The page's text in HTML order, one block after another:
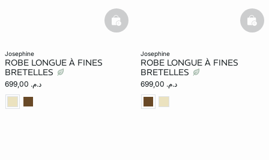
josephine
ROBE LONGUE À FINES
BRETELLES
د.م. 699,00
basketfull
josephine
ROBE LONGUE À FINES
BRETELLES
د.م. 699,00